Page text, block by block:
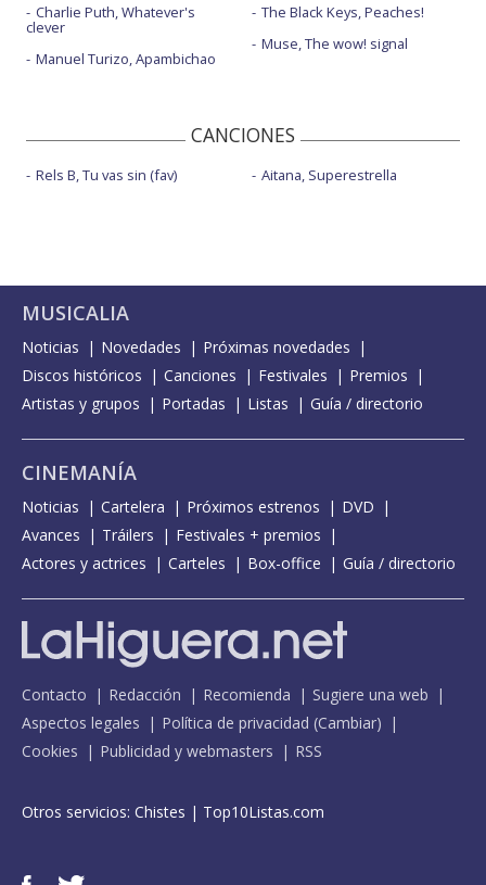
Charlie Puth, Whatever's
clever
Manuel Turizo, Apambichao
The Black Keys, Peaches!
Muse, The wow! signal
CANCIONES
Rels B, Tu vas sin (fav) Aitana, Superestrella
MUSICALIA
Noticias Novedades
Próximas novedades
Discos históricos
Canciones Festivales
Premios
Artistas y grupos
Portadas Listas Guía / directorio
CINEMANÍA
Noticias Cartelera Próximos estrenos
DVD
Avances
Tráilers
Festivales + premios
Actores y actrices
Carteles Box-office Guía / directorio
Contacto Redacción Recomienda
Sugiere una web
Aspectos legales
Política de privacidad (Cambiar)
Cookies
Publicidad y webmasters RSS
Otros servicios: Chistes | Top10Listas.com